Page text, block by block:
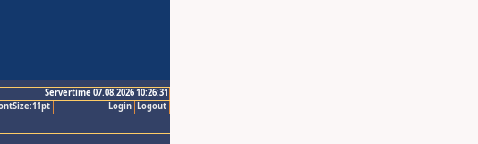
Servertime 07.08.2026 10:26:31
Logout
Login